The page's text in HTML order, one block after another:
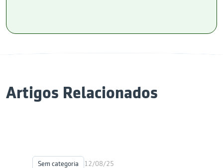
Artigos Relacionados
Sem categoria 12/08/25